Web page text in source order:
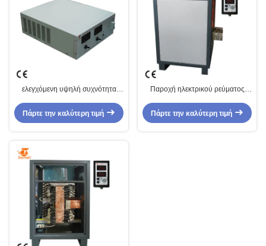
ελεγχόμενη υψηλή συχνότητα
υποβολής σε ανοδική οξείδωση
χρωμικού οξέος 36V 100A IGBT
Πάρτε την καλύτερη τιμή
Παροχή ηλεκτρικού ρεύματος
θειικού οξέος διορθωτών
οξείδωσης τηλεχειρισμού 24V
Πάρτε την καλύτερη τιμή